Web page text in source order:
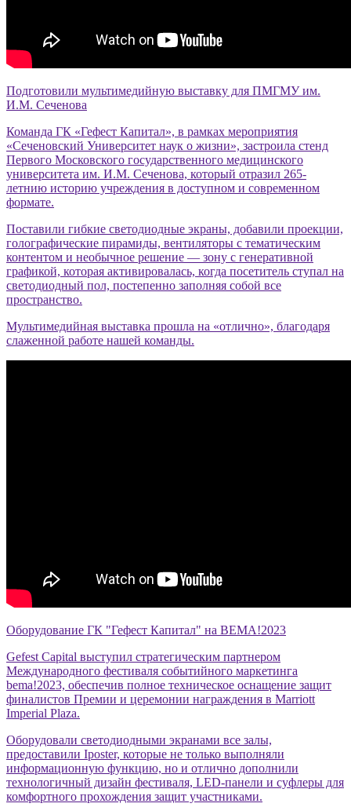
Подготовили мультимедийную выставку для ПМГМУ им.
И.М. Сеченова
Команда ГК «Гефест Капитал», в рамках мероприятия
«Сеченовский Университет наук о жизни», застроила стенд
Первого Московского государственного медицинского
университета им. И.М. Сеченова, который отразил 265-
летнию историю учреждения в доступном и современном
формате.
Поставили гибкие светодиодные экраны, добавили проекции,
голографические пирамиды, вентиляторы с тематическим
контентом и необычное решение — зону с генеративной
графикой, которая активировалась, когда посетитель ступал на
светодиодный пол, постепенно заполняя собой все
пространство.
Мультимедийная выставка прошла на «отлично», благодаря
слаженной работе нашей команды.
Оборудование ГК "Гефест Капитал" на BEMA!2023
Gefest Capital выступил стратегическим партнером
Международного фестиваля событийного маркетинга
bema!2023, обеспечив полное техническое оснащение защит
финалистов Премии и церемонии награждения в Marriott
Imperial Plaza.
Оборудовали светодиодными экранами все залы,
предоставили Iposter, которые не только выполняли
информационную функцию, но и отлично дополнили
технологичный дизайн фестиваля, LED-панели и суфлеры для
комфортного прохождения защит участниками.